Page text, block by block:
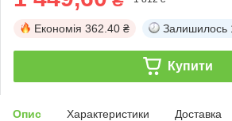
Економія 362.40 ₴ Залишилось
Купити
Опис Характеристики Доставка